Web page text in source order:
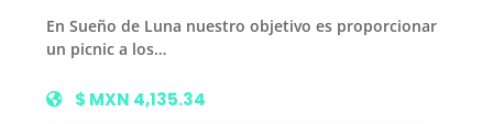
En Sueño de Luna nuestro objetivo es proporcionar
un picnic a los…
$ MXN 4,135.34